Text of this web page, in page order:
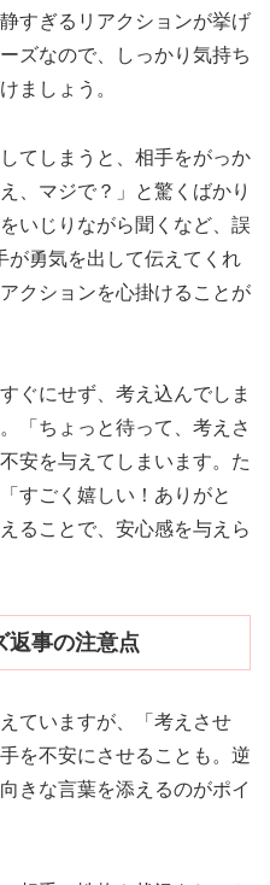
すぎるリアクションが挙げ
ズなので、しっかり気持ち
ましょう。
てしまうと、相手をがっか
、マジで？」と驚くばかり
いじりながら聞くなど、誤
が勇気を出して伝えてくれ
クションを心掛けることが
ぐにせず、考え込んでしま
「ちょっと待って、考えさ
安を与えてしまいます。た
すごく嬉しい！ありがと
ることで、安心感を与えら
返事の注意点
ていますが、「考えさせ
を不安にさせることも。逆
きな言葉を添えるのがポイ